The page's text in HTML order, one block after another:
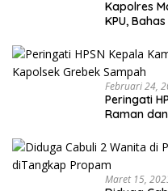
Kapolres
KPU,
Februari 24,
Peringati
Raman
Maret 15,